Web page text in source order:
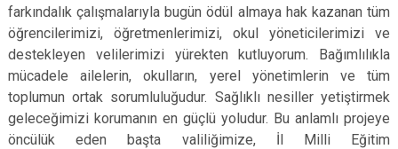
farkındalık çalışmalarıyla bugün ödül almaya hak kazanan tüm
öğrencilerimizi, öğretmenlerimizi, okul yöneticilerimizi ve
destekleyen velilerimizi yürekten kutluyorum. Bağımlılıkla
mücadele ailelerin, okulların, yerel yönetimlerin ve tüm
toplumun ortak sorumluluğudur. Sağlıklı nesiller yetiştirmek
geleceğimizi korumanın en güçlü yoludur. Bu anlamlı projeye
öncülük eden başta valiliğimize, İl Milli Eğitim